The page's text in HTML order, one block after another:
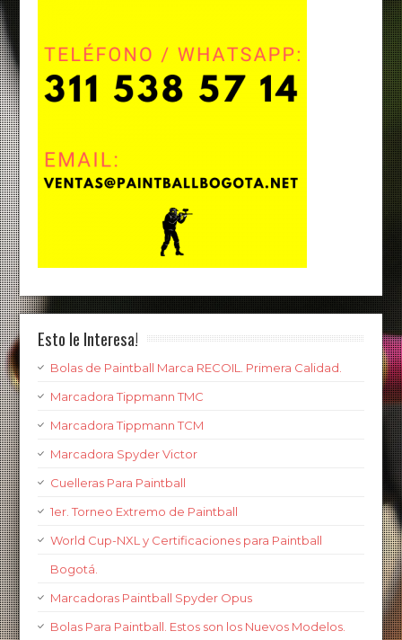
Esto le Interesa!
Bolas de Paintball Marca RECOIL. Primera Calidad.
Marcadora Tippmann TMC
Marcadora Tippmann TCM
Marcadora Spyder Victor
Cuelleras Para Paintball
1er. Torneo Extremo de Paintball
World Cup-NXL y Certificaciones para Paintball
Bogotá.
Marcadoras Paintball Spyder Opus
Bolas Para Paintball. Estos son los Nuevos Modelos.